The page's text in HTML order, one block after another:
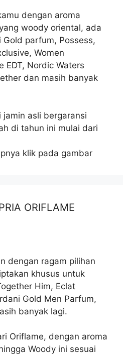
dengan aroma
woody oriental, ada
Gold parfum, Possess,
Women
EDT, Nordic Waters
dan masih banyak
asli bergaransi
di tahun ini mulai dari
klik pada gambar
ORIFLAME
dengan ragam pilihan
khusus untuk
Him, Eclat
Gold Men Parfum,
banyak lagi.
Oriflame, dengan aroma
Woody ini sesuai